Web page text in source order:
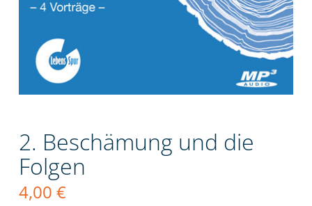
2. Beschämung und die
Folgen
4,00 €